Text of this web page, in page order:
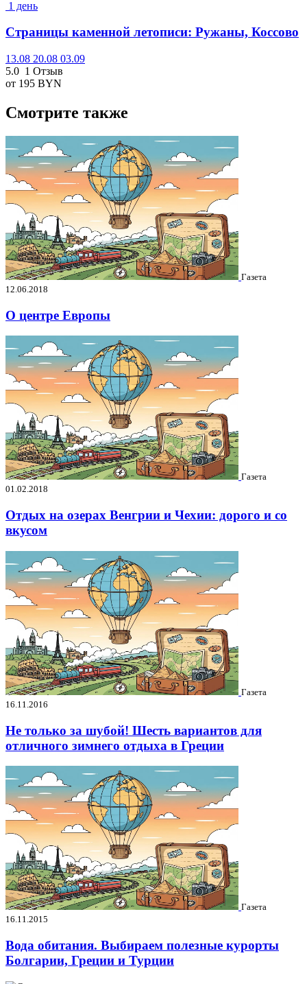
1 день
Страницы каменной летописи: Ружаны, Коссово
13.08 20.08 03.09
5.0 1 Отзыв
от 195 BYN
Смотрите также
Газета
12.06.2018
О центре Европы
Газета
01.02.2018
Отдых на озерах Венгрии и Чехии: дорого и со
вкусом
Газета
16.11.2016
Не только за шубой! Шесть вариантов для
отличного зимнего отдыха в Греции
Газета
16.11.2015
Вода обитания. Выбираем полезные курорты
Болгарии, Греции и Турции